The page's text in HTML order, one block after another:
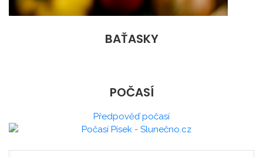
BAŤASKY
POČASÍ
Předpověď počasí